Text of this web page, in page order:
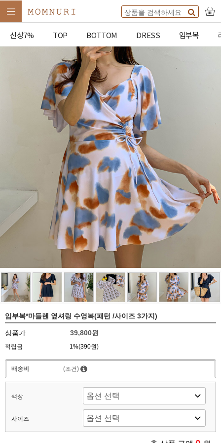
신상7% TOP BOTTOM DRESS 임부복
임부복*마들렌 옆셔링 수영복(패턴 /사이즈 3가지)
상품가 39,800원
적립금 1%(390원)
배송비 (조건)
색상
사이즈